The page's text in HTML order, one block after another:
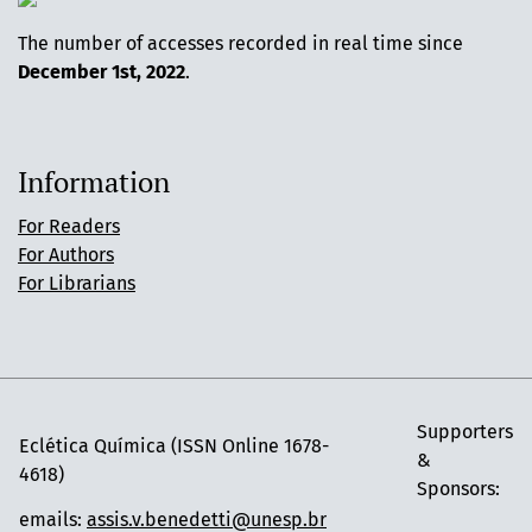
The number of accesses recorded in real time since
December 1st, 2022.
Information
For Readers
For Authors
For Librarians
Eclética Química (ISSN Online 1678-
4618)
Supporters
&
Sponsors:
emails: assis.v.benedetti@unesp.br